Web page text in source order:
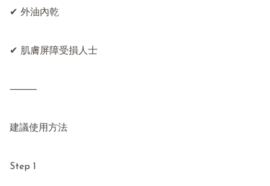
✔ 外油內乾
✔ 肌膚屏障受損人士
⸻
建議使用方法
Step 1